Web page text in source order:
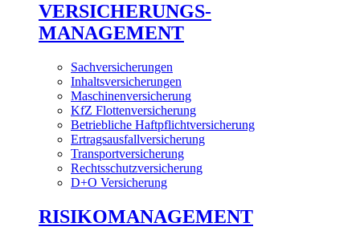
VERSICHERUNGS-
MANAGEMENT
Sachversicherungen
Inhaltsversicherungen
Maschinenversicherung
KfZ Flottenversicherung
Betriebliche Haftpflichtversicherung
Ertragsausfallversicherung
Transportversicherung
Rechtsschutzversicherung
D+O Versicherung
RISIKOMANAGEMENT